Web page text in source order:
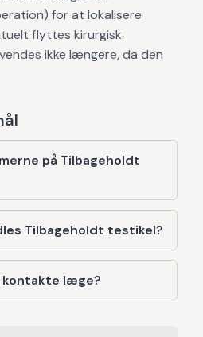
for at lokalisere
flyttes kirurgisk.
ikke længere, da den
på Tilbageholdt
Tilbageholdt testikel?
kontakte læge?